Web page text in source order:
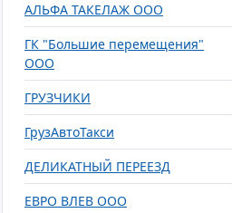
АЛЬФА ТАКЕЛАЖ ООО
ГК "Большие перемещения"
ООО
ГРУЗЧИКИ
ГрузАвтоТакси
ДЕЛИКАТНЫЙ ПЕРЕЕЗД
ЕВРО ВЛЕВ ООО